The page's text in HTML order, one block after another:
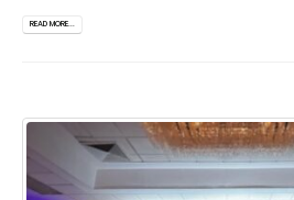
READ MORE...